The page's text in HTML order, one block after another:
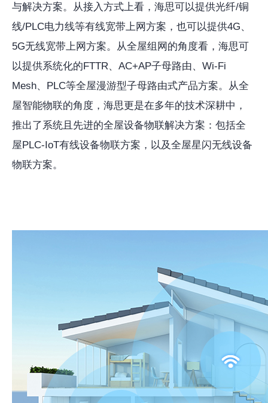
与解决方案。从接入方式上看，海思可以提供光纤/铜
线/PLC电力线等有线宽带上网方案，也可以提供4G、
5G无线宽带上网方案。从全屋组网的角度看，海思可
以提供系统化的FTTR、AC+AP子母路由、Wi-Fi
Mesh、PLC等全屋漫游型子母路由式产品方案。从全
屋智能物联的角度，海思更是在多年的技术深耕中，
推出了系统且先进的全屋设备物联解决方案：包括全
屋PLC-IoT有线设备物联方案，以及全屋星闪无线设备
物联方案。